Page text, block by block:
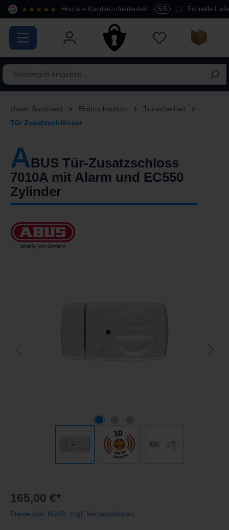
springen Schnelle
★★★★★ Höchste Kundenzufriedenheit: 5/5
Unser Sortiment Einbruchschutz
Türsicherheit
Tür Zusatzschlösser
ABUS Tür-Zusatzschloss
7010A mit Alarm und EC550
Zylinder
165,00 €*
Preise inkl. MwSt. zzgl. Versandkosten